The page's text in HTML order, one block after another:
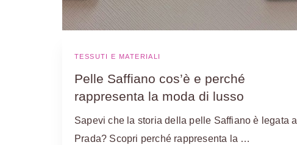
TESSUTI E MATERIALI
Pelle Saffiano cos’è e perché
rappresenta la moda di lusso
Sapevi che la storia della pelle Saffiano è legata a
Prada? Scopri perché rappresenta la …